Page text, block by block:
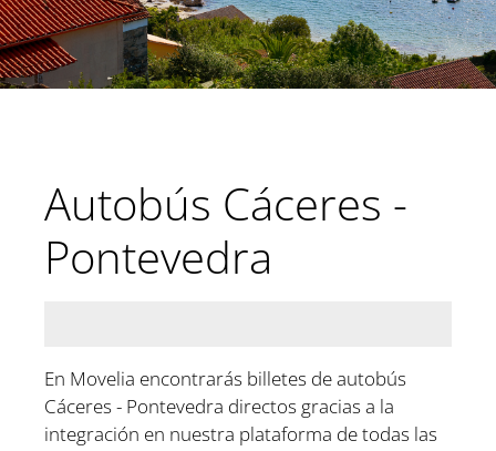
Autobús Cáceres -
Pontevedra
En Movelia encontrarás billetes de autobús
Cáceres - Pontevedra directos gracias a la
integración en nuestra plataforma de todas las